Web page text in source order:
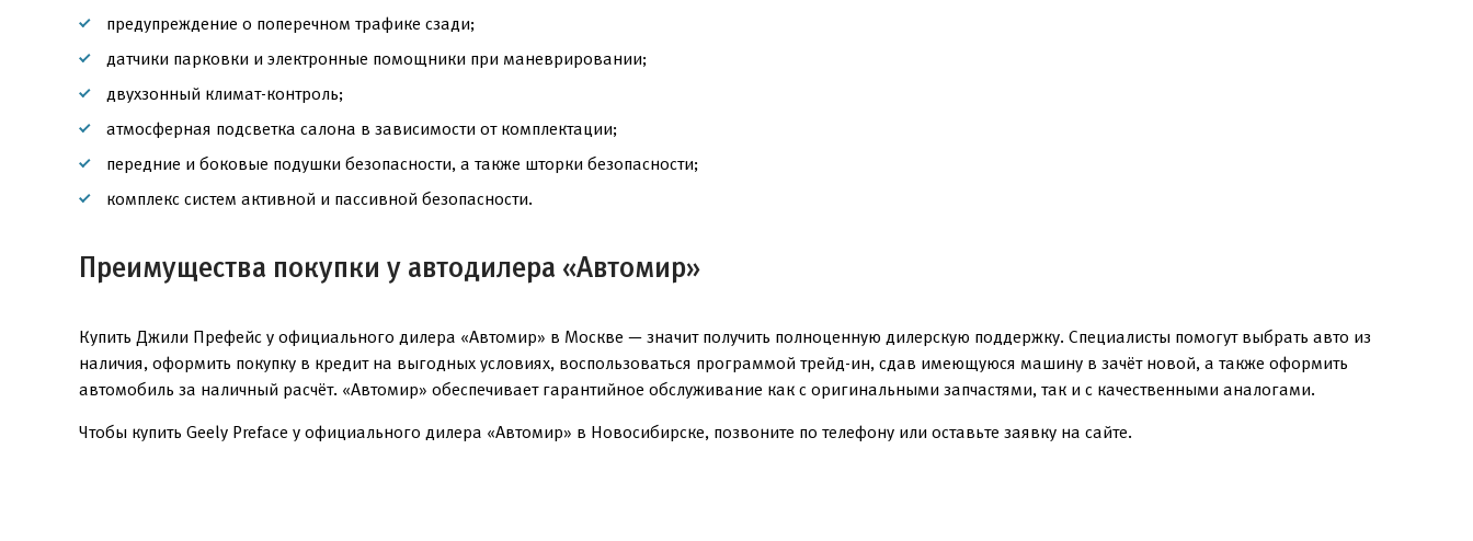
предупреждение о поперечном трафике сзади;
датчики парковки и электронные помощники при маневрировании;
двухзонный климат-контроль;
атмосферная подсветка салона в зависимости от комплектации;
передние и боковые подушки безопасности, а также шторки безопасности;
комплекс систем активной и пассивной безопасности.
Преимущества покупки у автодилера «Автомир»
Купить Джили Префейс у официального дилера «Автомир» в Москве — значит получить полноценную дилерскую поддержку. Специалисты помогут выбрать авто из
наличия, оформить покупку в кредит на выгодных условиях, воспользоваться программой трейд-ин, сдав имеющуюся машину в зачёт новой, а также оформить
автомобиль за наличный расчёт. «Автомир» обеспечивает гарантийное обслуживание как с оригинальными запчастями, так и с качественными аналогами.
Чтобы купить Geely Preface у официального дилера «Автомир» в Новосибирске, позвоните по телефону или оставьте заявку на сайте.